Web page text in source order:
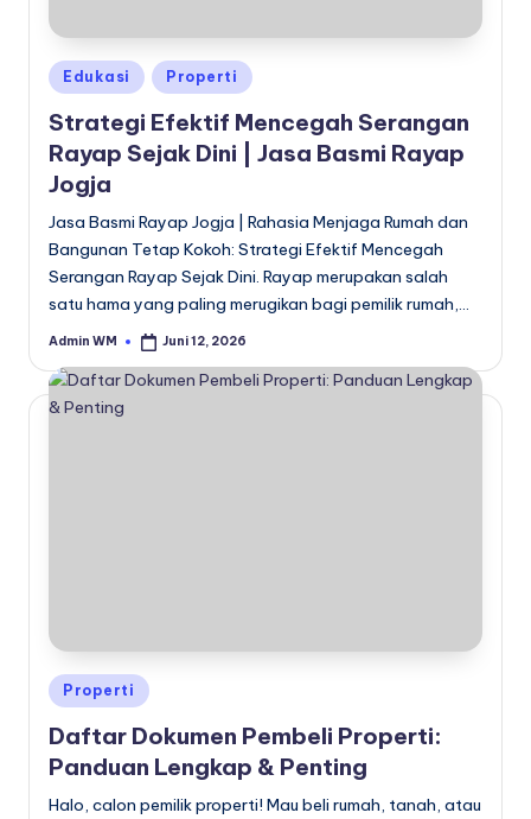
Posted
in
Edukasi Properti
Strategi Efektif Mencegah Serangan
Rayap Sejak Dini | Jasa Basmi Rayap
Jogja
Jasa Basmi Rayap Jogja | Rahasia Menjaga Rumah dan
Bangunan Tetap Kokoh: Strategi Efektif Mencegah
Serangan Rayap Sejak Dini. Rayap merupakan salah
satu hama yang paling merugikan bagi pemilik rumah,…
Posted
Admin WM Juni 12, 2026
Posted
in
Properti
Daftar Dokumen Pembeli Properti:
Panduan Lengkap & Penting
Halo, calon pemilik properti! Mau beli rumah, tanah, atau